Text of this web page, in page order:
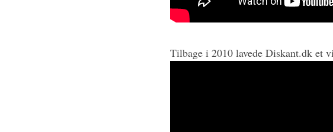
Tilbage i 2010 lavede Diskant.dk et